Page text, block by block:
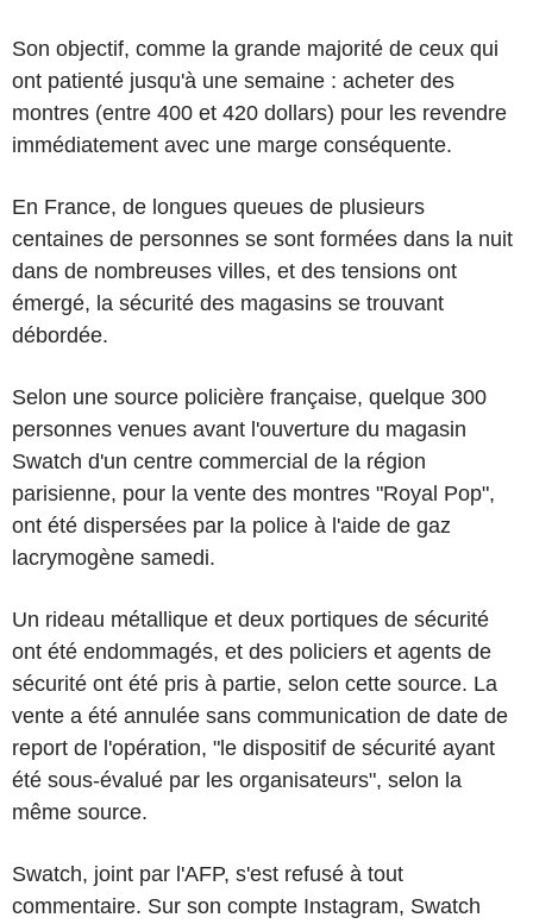
Son objectif, comme la grande majorité de ceux qui
ont patienté jusqu'à une semaine : acheter des
montres (entre 400 et 420 dollars) pour les revendre
immédiatement avec une marge conséquente.
En France, de longues queues de plusieurs
centaines de personnes se sont formées dans la nuit
dans de nombreuses villes, et des tensions ont
émergé, la sécurité des magasins se trouvant
débordée.
Selon une source policière française, quelque 300
personnes venues avant l'ouverture du magasin
Swatch d'un centre commercial de la région
parisienne, pour la vente des montres "Royal Pop",
ont été dispersées par la police à l'aide de gaz
lacrymogène samedi.
Un rideau métallique et deux portiques de sécurité
ont été endommagés, et des policiers et agents de
sécurité ont été pris à partie, selon cette source. La
vente a été annulée sans communication de date de
report de l'opération, "le dispositif de sécurité ayant
été sous-évalué par les organisateurs", selon la
même source.
Swatch, joint par l'AFP, s'est refusé à tout
commentaire. Sur son compte Instagram, Swatch